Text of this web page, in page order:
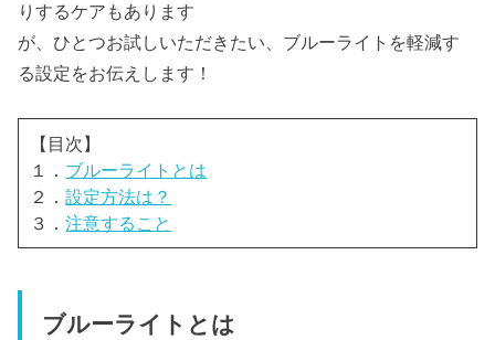
りするケアもあります
が、ひとつお試しいただきたい、ブルーライトを軽減す
る設定をお伝えします！
【目次】
１． ブルーライトとは
２．設定方法は？
３．注意すること
ブルーライトとは